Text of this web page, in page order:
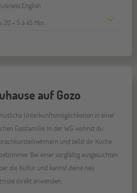
English
20 + 5 à 45 Min.
auf Gozo
Unterkunftsmöglichkeiten in einer
Gastfamilie. In der WG wohnst du
und teilst dir Küche
Bei einer sorgfältig ausgesuchten
die Kultur und kannst deine neu
direkt anwenden.